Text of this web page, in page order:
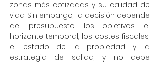
zonas más cotizadas y su calidad de
vida. Sin embargo, la decisión depende
del presupuesto, los objetivos, el
horizonte temporal, los costes fiscales,
el estado de la propiedad y la
estrategia de salida, y no debe